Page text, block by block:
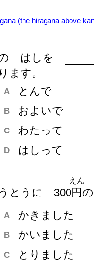
(the hiragana above
はしを
ます。
A とんで
B およいで
C わたって
D はしって
とうに 300円
えん
A かきました
B かいました
C とりました